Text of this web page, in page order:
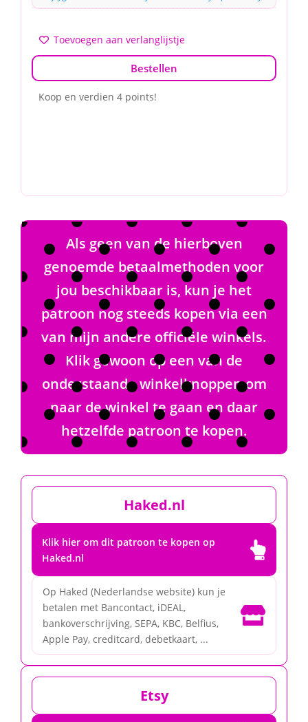
Toevoegen aan verlanglijstje
Bestellen
Koop en verdien 4 points!
Als geen van de hierboven
genoemde betaalmethoden voor
jou beschikbaar is, kun je het
patroon nog steeds kopen via een
van mijn andere officiële winkels.
Klik gewoon op een van de
onderstaande winkelknoppen om
naar de winkel te gaan en daar
hetzelfde patroon te kopen.
Haked.nl
Klik hier om dit patroon te kopen op
Haked.nl

Op Haked (Nederlandse website) kun je
betalen met Bancontact, iDEAL,
bankoverschrijving, SEPA, KBC, Belfius,
Apple Pay, creditcard, debetkaart, ...

Etsy